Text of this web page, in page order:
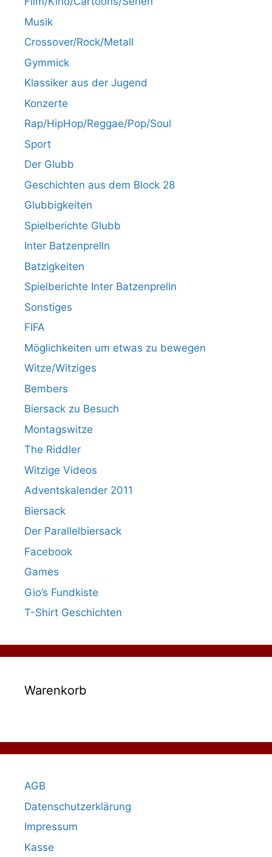
Musik
Crossover/Rock/Metall
Gymmick
Klassiker aus der Jugend
Konzerte
Rap/HipHop/Reggae/Pop/Soul
Sport
Der Glubb
Geschichten aus dem Block 28
Glubbigkeiten
Spielberichte Glubb
Inter Batzenprelln
Batzigkeiten
Spielberichte Inter Batzenprelln
Sonstiges
FIFA
Möglichkeiten um etwas zu bewegen
Witze/Witziges
Bembers
Biersack zu Besuch
Montagswitze
The Riddler
Witzige Videos
Adventskalender 2011
Biersack
Der Parallelbiersack
Facebook
Games
Gio’s Fundkiste
T-Shirt Geschichten
Warenkorb
AGB
Datenschutzerklärung
Impressum
Kasse